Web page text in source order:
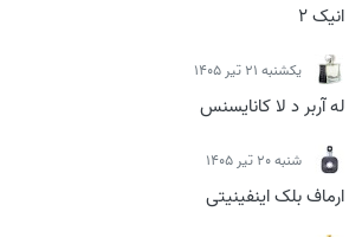
انیک 2
يكشنبه 21 تیر 1405
له آربر د لا کانایسنس
شنبه 20 تیر 1405
ارماف بلک اینفینیتی